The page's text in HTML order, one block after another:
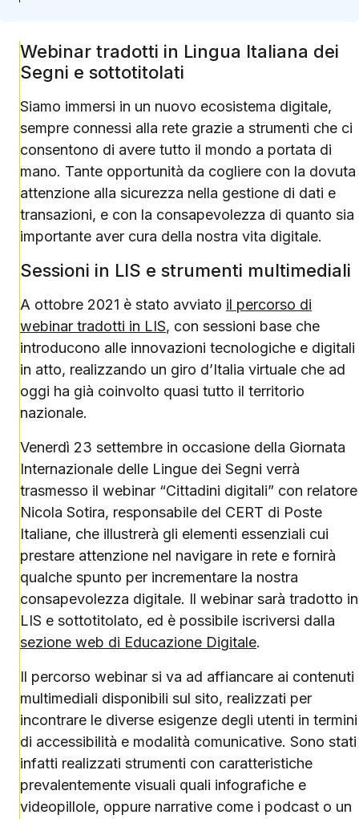
Webinar tradotti in Lingua Italiana dei
Segni e sottotitolati
Siamo immersi in un nuovo ecosistema digitale,
sempre connessi alla rete grazie a strumenti che ci
consentono di avere tutto il mondo a portata di
mano. Tante opportunità da cogliere con la dovuta
attenzione alla sicurezza nella gestione di dati e
transazioni, e con la consapevolezza di quanto sia
importante aver cura della nostra vita digitale.
Sessioni in LIS e strumenti multimediali
A ottobre 2021 è stato avviato il percorso di
webinar tradotti in LIS, con sessioni base che
introducono alle innovazioni tecnologiche e digitali
in atto, realizzando un giro d’Italia virtuale che ad
oggi ha già coinvolto quasi tutto il territorio
nazionale.
Venerdì 23 settembre in occasione della Giornata
Internazionale delle Lingue dei Segni verrà
trasmesso il webinar “Cittadini digitali” con relatore
Nicola Sotira, responsabile del CERT di Poste
Italiane, che illustrerà gli elementi essenziali cui
prestare attenzione nel navigare in rete e fornirà
qualche spunto per incrementare la nostra
consapevolezza digitale. Il webinar sarà tradotto in
LIS e sottotitolato, ed è possibile iscriversi dalla
sezione web di Educazione Digitale.
Il percorso webinar si va ad affiancare ai contenuti
multimediali disponibili sul sito, realizzati per
incontrare le diverse esigenze degli utenti in termini
di accessibilità e modalità comunicative. Sono stati
infatti realizzati strumenti con caratteristiche
prevalentemente visuali quali infografiche e
videopillole, oppure narrative come i podcast o un